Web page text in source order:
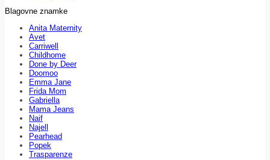
Blagovne znamke
Anita Maternity
Avet
Carriwell
Childhome
Done by Deer
Doomoo
Emma Jane
Frida Mom
Gabriella
Mama Jeans
Naif
Najell
Pearhead
Popek
Trasparenze